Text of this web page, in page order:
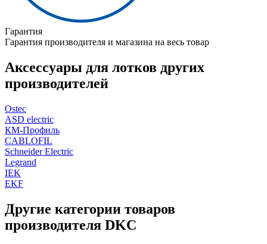
Гарантия
Гарантия производителя и магазина на весь товар
Аксессуары для лотков других
производителей
Ostec
ASD electric
КМ-Профиль
CABLOFIL
Schneider Electric
Legrand
IEK
EKF
Другие категории товаров
производителя DKC